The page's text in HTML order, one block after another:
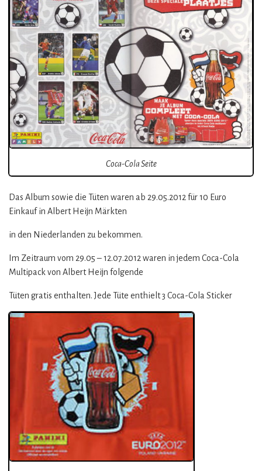
Coca-Cola Seite
Das Album sowie die Tüten waren ab 29.05.2012 für 10 Euro
Einkauf in Albert Heijn Märkten
in den Niederlanden zu bekommen.
Im Zeitraum vom 29.05 – 12.07.2012 waren in jedem Coca-Cola
Multipack von Albert Heijn folgende
Tüten gratis enthalten. Jede Tüte enthielt 3 Coca-Cola Sticker